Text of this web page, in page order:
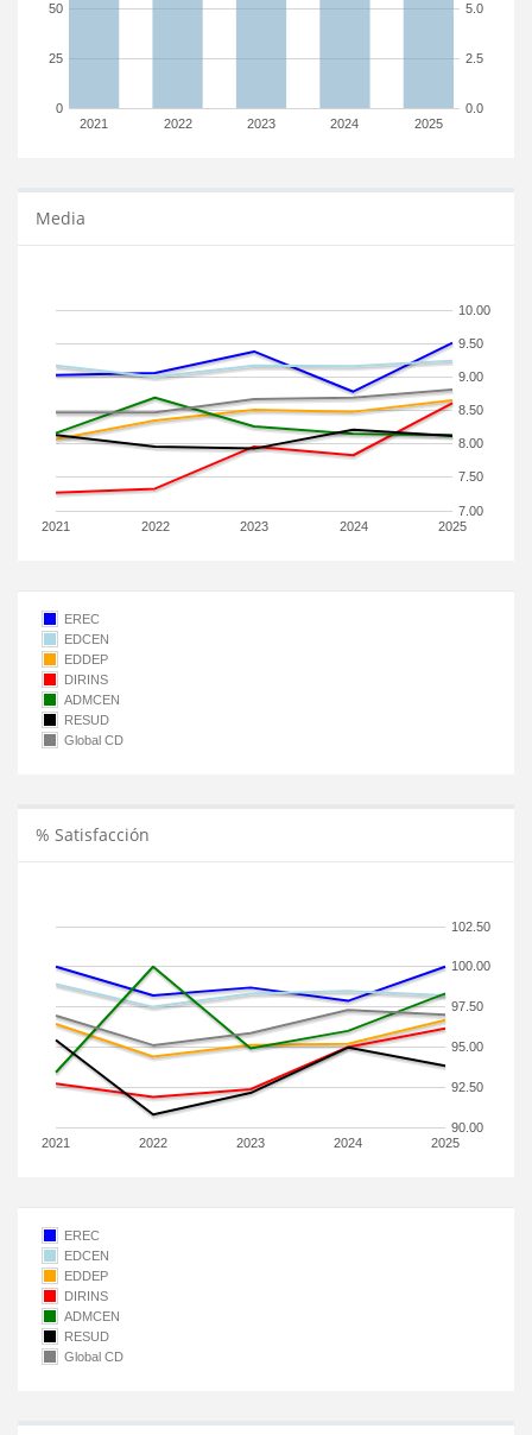
2021 2022 2023 2024 2025
0
25
50
0.0
2.5
5.0
Media
2021 2022 2023 2024 2025
7.00
7.50
8.00
8.50
9.00
9.50
10.00
EREC
EDCEN
EDDEP
DIRINS
ADMCEN
RESUD
Global CD
% Satisfacción
2021 2022 2023 2024 2025
90.00
92.50
95.00
97.50
100.00
102.50
EREC
EDCEN
EDDEP
DIRINS
ADMCEN
RESUD
Global CD